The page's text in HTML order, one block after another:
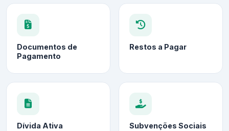
Documentos de
Pagamento
Restos a Pagar
Dívida Ativa Subvenções Sociais